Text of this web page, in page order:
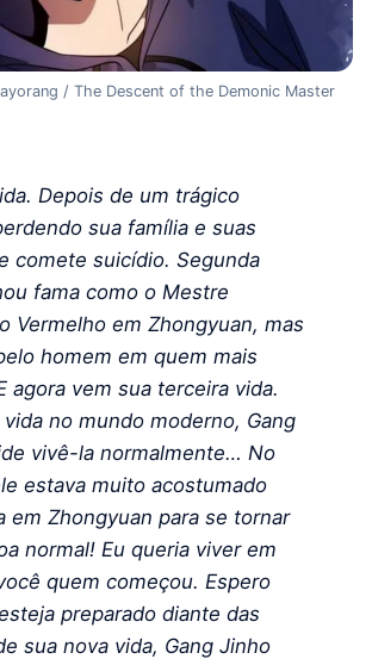
/ The Descent of the Demonic Master
Depois de um trágico
sua família e suas
comete suicídio. Segunda
fama como o Mestre
Vermelho em Zhongyuan, mas
homem em quem mais
agora vem sua terceira vida.
vida no mundo moderno, Gang
vivê-la normalmente… No
estava muito acostumado
em Zhongyuan para se tornar
normal! Eu queria viver em
quem começou. Espero
preparado diante das
sua nova vida, Gang Jinho